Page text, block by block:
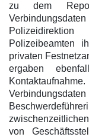
zu dem
Polizeibeamten
privaten
ergaben
von